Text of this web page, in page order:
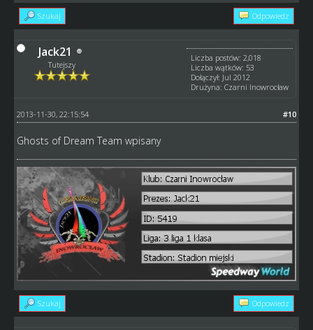
Szukaj Odpowiedz
Jack21
Tutejszy
Liczba postów: 2,018
Liczba wątków: 53
Dołączył: Jul 2012
Drużyna: Czarni Inowrocław
#10
2013-11-30, 22:15:54
Ghosts of Dream Team wpisany
Szukaj Odpowiedz